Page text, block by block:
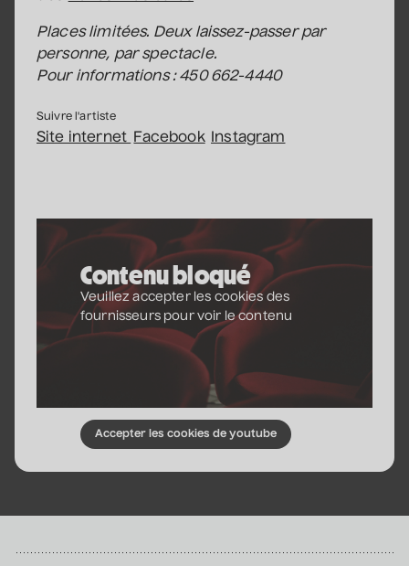
Véronic DiCaire
• Nouveau spectacle
Salle André-Mathieu
• Nouveau spectacle
6 septembre 2026• 15 h 00
Salle André-Mathieu
Patrick Norman et
Nathalie Lord
• Patrick Norman et
Nathalie Lord
6 septembre 2026• 20 h 00
• En promenade
Places limitées. Deux laissez-passer par
personne, par spectacle.
Pour informations : 450 662-4440
Suivre l'artiste
Site internet Facebook Instagram
Contenu bloqué
Veuillez accepter les cookies des
fournisseurs pour voir le contenu
Accepter les cookies de youtube